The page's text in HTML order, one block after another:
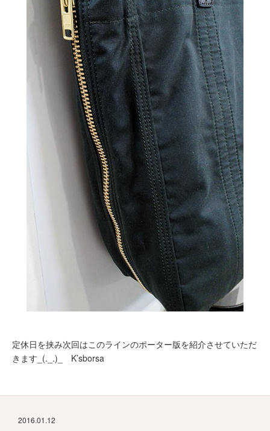
定休日を挟み次回はこのラインのポーター版を紹介させていただ
きます_(._.)_ K’sborsa
2016.01.12